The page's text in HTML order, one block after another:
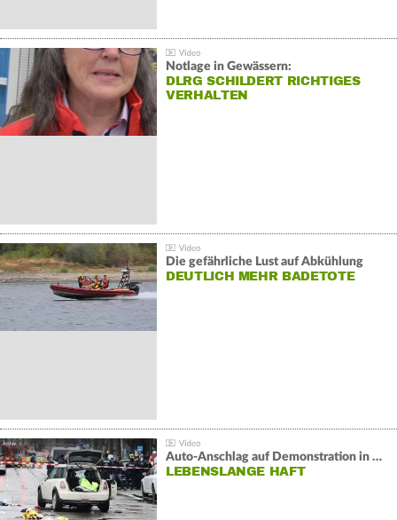
Notlage in Gewässern:
DLRG SCHILDERT RICHTIGES
VERHALTEN
Die gefährliche Lust auf Abkühlung
DEUTLICH MEHR BADETOTE
Auto-Anschlag auf Demonstration in München:
LEBENSLANGE HAFT